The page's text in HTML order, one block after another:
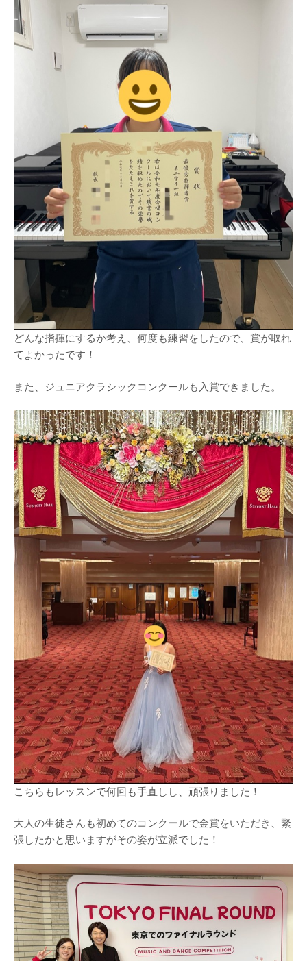
どんな指揮にするか考え、何度も練習をしたので、賞が取れ
てよかったです！
また、ジュニアクラシックコンクールも入賞できました。
こちらもレッスンで何回も手直しし、頑張りました！
大人の生徒さんも初めてのコンクールで金賞をいただき、緊
張したかと思いますがその姿が立派でした！